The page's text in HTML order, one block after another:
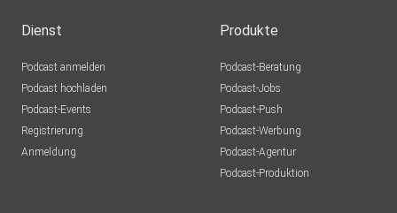
Dienst
Podcast anmelden
Podcast hochladen
Podcast-Events
Registrierung
Anmeldung
Produkte
Podcast-Beratung
Podcast-Jobs
Podcast-Push
Podcast-Werbung
Podcast-Agentur
Podcast-Produktion